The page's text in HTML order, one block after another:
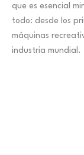
que es esencial
todo: desde los
máquinas
industria mundial.